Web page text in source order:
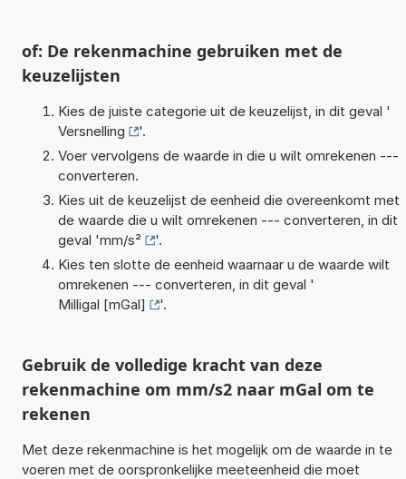
of: De rekenmachine gebruiken met de
keuzelijsten
Kies de juiste categorie uit de keuzelijst, in dit geval '
Versnelling
'.
Voer vervolgens de waarde in die u wilt omrekenen ---
converteren.
Kies uit de keuzelijst de eenheid die overeenkomt met
de waarde die u wilt omrekenen --- converteren, in dit
geval 'mm/s²
'.
Kies ten slotte de eenheid waarnaar u de waarde wilt
omrekenen --- converteren, in dit geval '
Milligal [mGal]
'.
Gebruik de volledige kracht van deze
rekenmachine om mm/s2 naar mGal om te
rekenen
Met deze rekenmachine is het mogelijk om de waarde in te
voeren met de oorspronkelijke meeteenheid die moet